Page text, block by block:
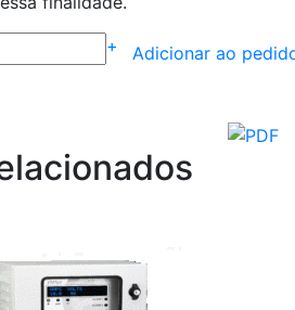
+ Adicionar ao